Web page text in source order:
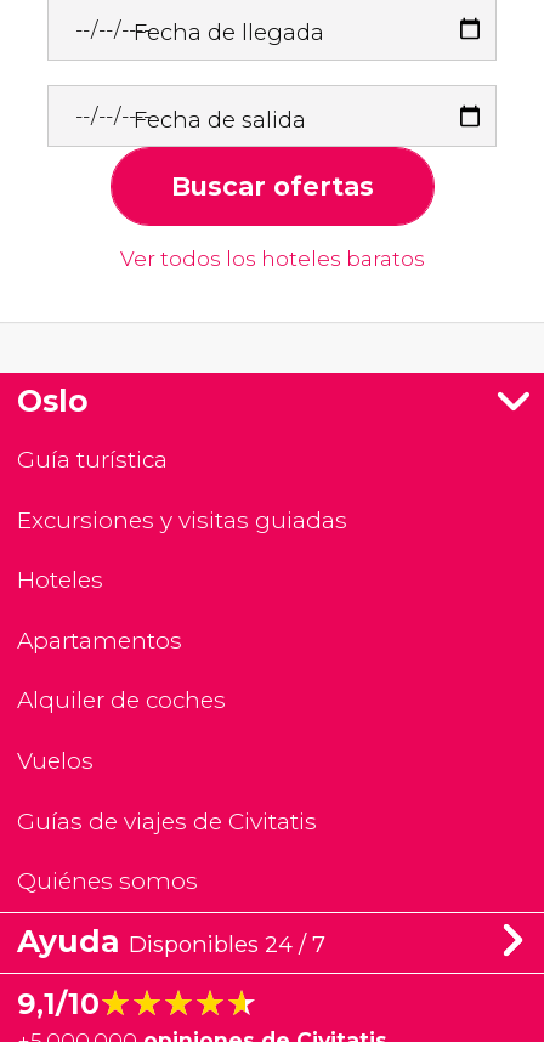
Fecha de llegada
Fecha de salida
Buscar ofertas
Ver todos los hoteles baratos
Oslo
Guía turística
Excursiones y visitas guiadas
Hoteles
Apartamentos
Alquiler de coches
Vuelos
Guías de viajes de Civitatis
Quiénes somos
Ayuda Disponibles 24 / 7
9,1/10★★★★★
★★★★★